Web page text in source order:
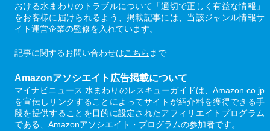
おける水まわりのトラブルについて「適切で正しく有益な情報」
をお客様に届けられるよう、掲載記事には、当該ジャンル情報サ
イト運営企業の監修を入れています。
記事に関するお問い合わせはこちら まで
Amazonアソシエイト広告掲載について
マイナビニュース 水まわりのレスキューガイドは、Amazon.co.jp
を宣伝しリンクすることによってサイトが紹介料を獲得できる手
段を提供することを目的に設定されたアフィリエイトプログラム
である、Amazonアソシエイト・プログラムの参加者です。